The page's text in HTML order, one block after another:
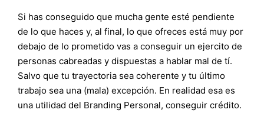
Si has conseguido que mucha gente esté pendiente
de lo que haces y, al final, lo que ofreces está muy por
debajo de lo prometido vas a conseguir un ejercito de
personas cabreadas y dispuestas a hablar mal de tí.
Salvo que tu trayectoria sea coherente y tu último
trabajo sea una (mala) excepción. En realidad esa es
una utilidad del Branding Personal, conseguir crédito.